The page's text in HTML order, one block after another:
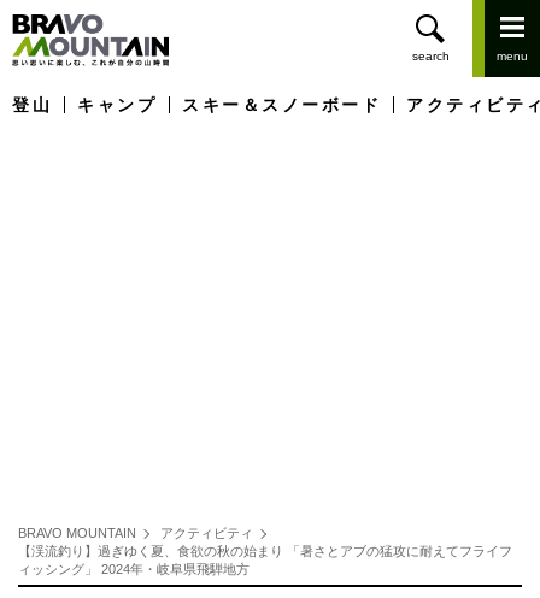
登山 キャンプ スキー＆スノーボード アクティビテ
BRAVO MOUNTAIN
アクティビティ
【渓流釣り】過ぎゆく夏、食欲の秋の始まり 「暑さとアブの猛攻に耐えてフライフ
ィッシング」 2024年・岐阜県飛騨地方